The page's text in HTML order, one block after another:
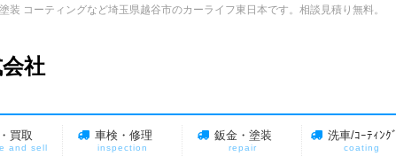
装 コーティングなど埼玉県越谷市のカーライフ東日本です。相談見積り無料。
社
買取
and sell
車検・修理
inspection
鈑金・塗装
repair
洗車/ｺｰﾃｨﾝｸﾞ
coating